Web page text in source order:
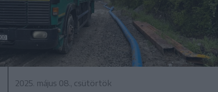
2025. május 08., csütörtök